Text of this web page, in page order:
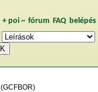
+ poi~ fórum FAQ belépés
(GCFBOR)